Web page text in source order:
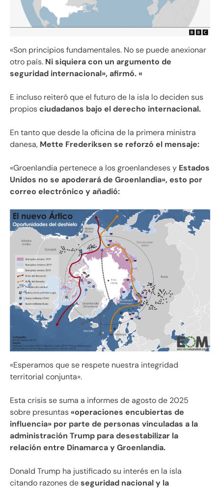
«Son principios fundamentales. No se puede anexionar
otro país. Ni siquiera con un argumento de
seguridad internacional», afirmó. «
E incluso reiteró que el futuro de la isla lo deciden sus
propiosciudadanos bajo el derecho internacional.
En tanto que desde la oficina de la primera ministra
danesa, Mette Frederiksen se reforzó el mensaje:
«Groenlandia pertenece a los groenlandeses y Estados
Unidos no se apoderará de Groenlandia», esto por
correo electrónico y añadió:
«Esperamos que se respete nuestra integridad
territorial conjunta».
Esta crisis se suma a informes de agosto de 2025
sobre presuntas«operaciones encubiertas de
influencia» por parte de personas vinculadas a la
administración Trump para desestabilizar la
relación entre Dinamarca y Groenlandia.
Donald Trump ha justificado su interés en la isla
citando razones deseguridad nacional y la